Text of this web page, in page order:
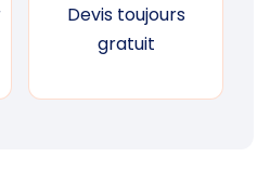
Devis toujours
gratuit